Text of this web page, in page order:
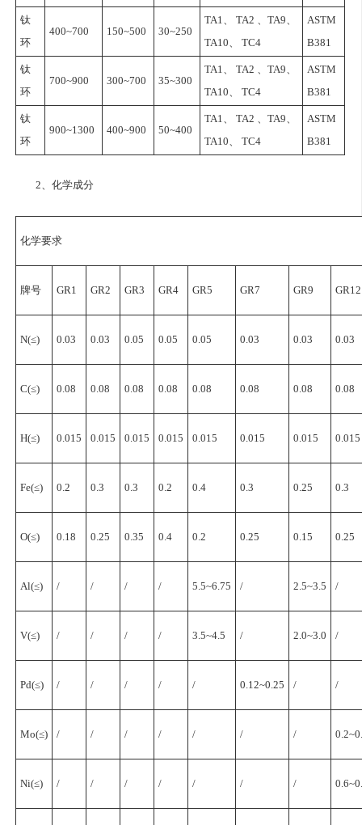
钛
环
400~700 150~500 30~250
TA1、 TA2 、TA9、
TA10、 TC4
ASTM
B381
钛
环
700~900 300~700 35~300
TA1、 TA2 、TA9、
TA10、 TC4
ASTM
B381
钛
环
900~1300 400~900 50~400
TA1、 TA2 、TA9、
TA10、 TC4
ASTM
B381
2、化学成分
化学要求
牌号 GR1 GR2 GR3 GR4 GR5 GR7 GR9 GR12
N(≤) 0.03 0.03 0.05 0.05 0.05 0.03 0.03 0.03
C(≤) 0.08 0.08 0.08 0.08 0.08 0.08 0.08 0.08
H(≤) 0.015 0.015 0.015 0.015 0.015 0.015 0.015 0.015
Fe(≤) 0.2 0.3 0.3 0.2 0.4 0.3 0.25 0.3
O(≤) 0.18 0.25 0.35 0.4 0.2 0.25 0.15 0.25
Al(≤) / / / / 5.5~6.75 / 2.5~3.5 /
V(≤) / / / / 3.5~4.5 / 2.0~3.0 /
Pd(≤) / / / / / 0.12~0.25 / /
Mo(≤) / / / / / / /
Ni(≤) / / / / / / /